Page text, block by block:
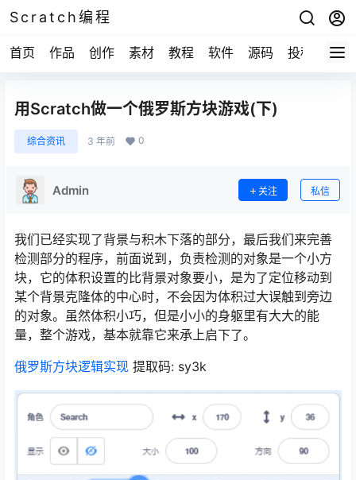
Scratch编程
首页 作品 创作 素材 教程 软件 源码 投稿 关于
用Scratch做一个俄罗斯方块游戏(下)
综合资讯 3 年前 0
Admin 关注 私信
我们已经实现了背景与积木下落的部分，最后我们来完善
检测部分的程序，前面说到，负责检测的对象是一个小方
块，它的体积设置的比背景对象要小，是为了定位移动到
某个背景克隆体的中心时，不会因为体积过大误触到旁边
的对象。虽然体积小巧，但是小小的身躯里有大大的能
量，整个游戏，基本就靠它来承上启下了。
俄罗斯方块逻辑实现 提取码: sy3k